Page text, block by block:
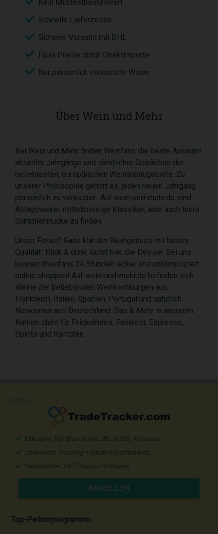
Kein Mindestbestellwert
Schnelle Lieferzeiten
Sicherer Versand mit DHL
Faire Preise durch Direktimporte
Nur persönlich verkostete Weine
Über Wein und Mehr
Bei Wein und Mehr finden Weinfans die beste Auswahl
aktueller Jahrgänge und sämtlicher Gewächse der
beliebtesten, europäischen Weinanbaugebiete. Zu
unserer Philosophie gehört es, jeden neuen Jahrgang
persönlich zu verkosten. Auf wein-und-mehr.de sind
Alltagsweine, mittelpreisige Klassiker, aber auch teure
Sammlerstücke zu finden.
Unser Focus? Ganz klar der Weingenuss mit bester
Qualität! Klick & drink lautet hier die Devise! Bei uns
können Weinfans 24 Stunden lecker und unkompliziert
online shoppen! Auf wein-und-mehr.de befinden sich
Weine der beliebtesten Weinhochburgen aus
Frankreich, Italien, Spanien, Portugal und natürlich
Newcomer aus Deutschland. Das & Mehr in unserem
Namen steht für Prickelndes, Feinkost, Espresso,
Spirits und Raritäten.
Exklusive Top Brands wie JBL, ASUS, Airfrance
Cookieless Tracking + intuitive Dashboards
Persönlicher 24/7 Support inklusive
ANMELDEN
Top-Partnerprogramme: